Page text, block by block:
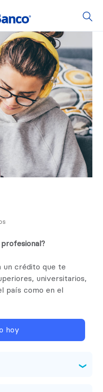
un crédito que te
universitarios,
país como en el
hoy